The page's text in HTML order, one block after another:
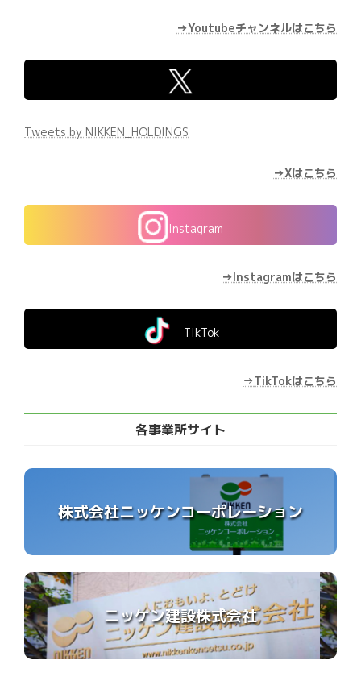
→Youtubeチャンネルはこちら
Tweets by NIKKEN_HOLDINGS
→Xはこちら
Instagram
→Instagramはこちら
TikTok
→TikTokはこちら
各事業所サイト
株式会社ニッケンコーポレーション
ニッケン建設株式会社